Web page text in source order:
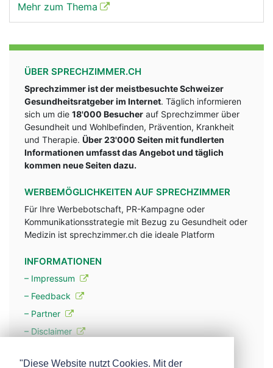
Mehr zum Thema
ÜBER SPRECHZIMMER.CH
Sprechzimmer ist der meistbesuchte Schweizer
Gesundheitsratgeber im Internet. Täglich informieren
sich um die 18'000 Besucher auf Sprechzimmer über
Gesundheit und Wohlbefinden, Prävention, Krankheit
und Therapie. Über 23'000 Seiten mit fundlerten
Informationen umfasst das Angebot und täglich
kommen neue Seiten dazu.
WERBEMÖGLICHKEITEN AUF SPRECHZIMMER
Für Ihre Werbebotschaft, PR-Kampagne oder
Kommunikationsstrategie mit Bezug zu Gesundheit oder
Medizin ist sprechzimmer.ch die ideale Platform
INFORMATIONEN
– Impressum
– Feedback
– Partner
– Disclaimer
"Diese Website nutzt Cookies. Mit der